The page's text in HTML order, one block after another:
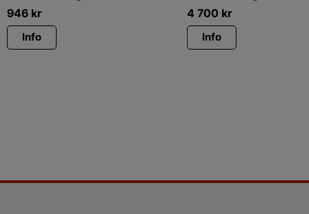
istället för standard stålfälg
tillkommer denna kostnad
946 kr
Info
4 700 kr
Info